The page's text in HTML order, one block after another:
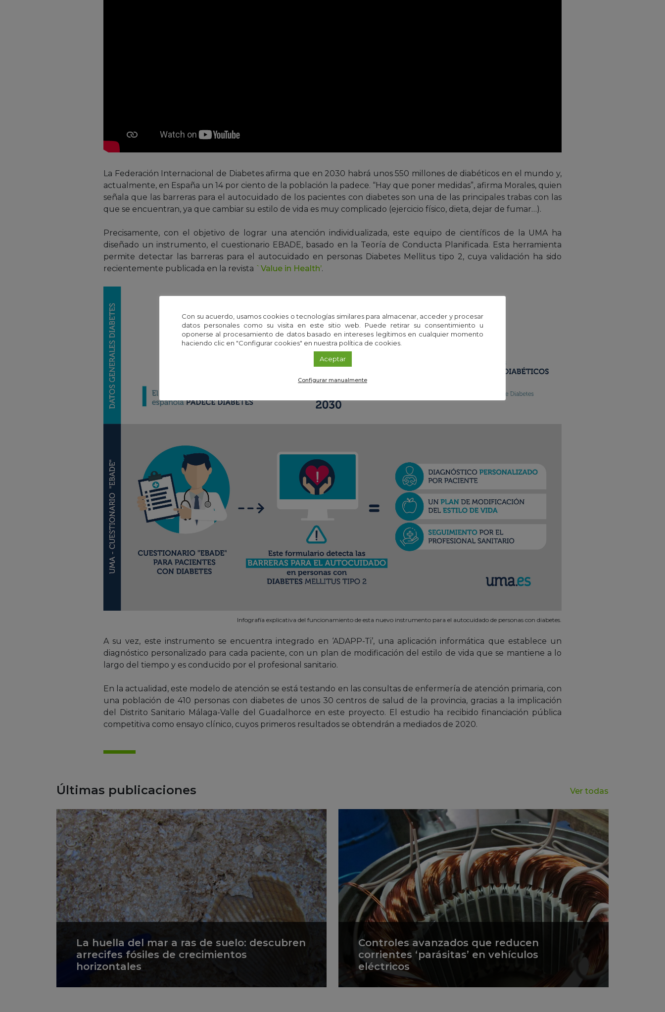
La Federación Internacional de Diabetes afirma que en 2030 habrá unos 550 millones de diabéticos en el mundo y,
actualmente, en España un 14 por ciento de la población la padece. “Hay que poner medidas”, afirma Morales, quien
señala que las barreras para el autocuidado de los pacientes con diabetes son una de las principales trabas con las
que se encuentran, ya que cambiar su estilo de vida es muy complicado (ejercicio físico, dieta, dejar de fumar…).
Precisamente, con el objetivo de lograr una atención individualizada, este equipo de científicos de la UMA ha
diseñado un instrumento, el cuestionario EBADE, basado en la Teoría de Conducta Planificada. Esta herramienta
permite detectar las barreras para el autocuidado en personas Diabetes Mellitus tipo 2, cuya validación ha sido
recientemente publicada en la revista `Value in Health’.
Infografía explicativa del funcionamiento de esta nuevo instrumento para el autocuidado de personas con diabetes.
A su vez, este instrumento se encuentra integrado en ‘ADAPP-Ti’, una aplicación informática que establece un
diagnóstico personalizado para cada paciente, con un plan de modificación del estilo de vida que se mantiene a lo
largo del tiempo y es conducido por el profesional sanitario.
En la actualidad, este modelo de atención se está testando en las consultas de enfermería de atención primaria, con
una población de 410 personas con diabetes de unos 30 centros de salud de la provincia, gracias a la implicación
del Distrito Sanitario Málaga-Valle del Guadalhorce en este proyecto. El estudio ha recibido financiación pública
competitiva como ensayo clínico, cuyos primeros resultados se obtendrán a mediados de 2020.
Últimas publicaciones Ver todas
La huella del mar a ras de suelo: descubren
arrecifes fósiles de crecimientos
horizontales
Controles avanzados que reducen
corrientes ‘parásitas’ en vehículos
eléctricos
Con su acuerdo, usamos cookies o tecnologías similares para almacenar, acceder y procesar
datos personales como su visita en este sitio web. Puede retirar su consentimiento u
oponerse al procesamiento de datos basado en intereses legítimos en cualquier momento
haciendo clic en "Configurar cookies" en nuestra política de cookies.
Aceptar
Configurar manualmente